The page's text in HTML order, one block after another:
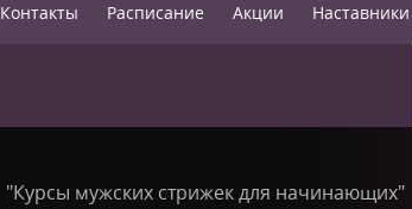
Контакты Расписание Акции Наставники
"Курсы мужских стрижек для начинающих"